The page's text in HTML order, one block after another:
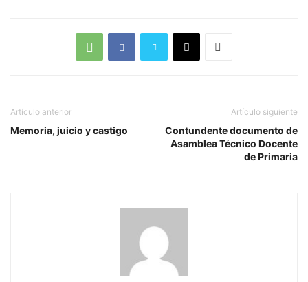
Artículo anterior
Memoria, juicio y castigo
Artículo siguiente
Contundente documento de
Asamblea Técnico Docente
de Primaria